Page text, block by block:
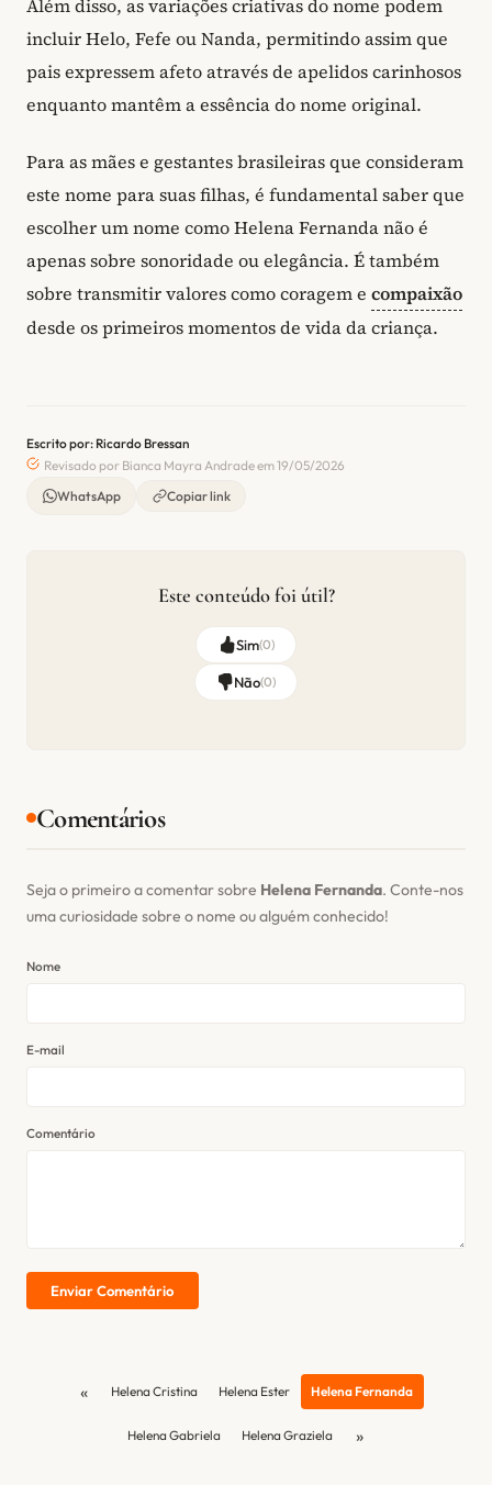
Além disso, as variações criativas do nome podem
incluir Helo, Fefe ou Nanda, permitindo assim que
pais expressem afeto através de apelidos carinhosos
enquanto mantêm a essência do nome original.
Para as mães e gestantes brasileiras que consideram
este nome para suas filhas, é fundamental saber que
escolher um nome como Helena Fernanda não é
apenas sobre sonoridade ou elegância. É também
sobre transmitir valores como coragem e compaixão
desde os primeiros momentos de vida da criança.
Escrito por: Ricardo Bressan
Revisado por Bianca Mayra Andrade em 19/05/2026
WhatsApp
Copiar link
Este conteúdo foi útil?
Sim(0)
Não(0)
Comentários
Seja o primeiro a comentar sobre Helena Fernanda. Conte-nos
uma curiosidade sobre o nome ou alguém conhecido!
Nome
E-mail
Comentário
Enviar Comentário
« Helena Cristina Helena Ester Helena Fernanda
Helena Gabriela Helena Graziela »